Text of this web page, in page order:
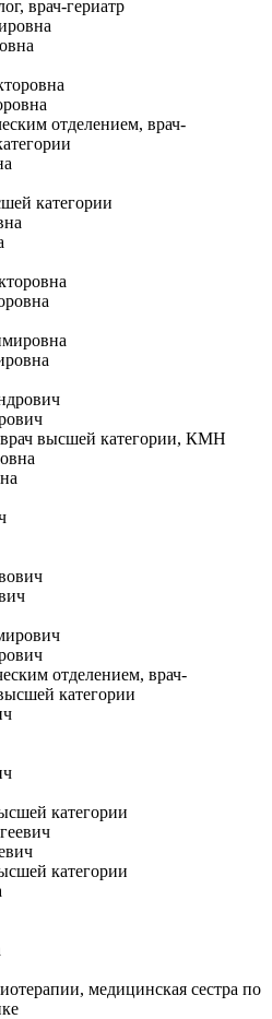
врач-гериатр
отделением, врач-
категории
врач высшей категории, КМН
отделением, врач-
категории
категории
категории
медицинская сестра по